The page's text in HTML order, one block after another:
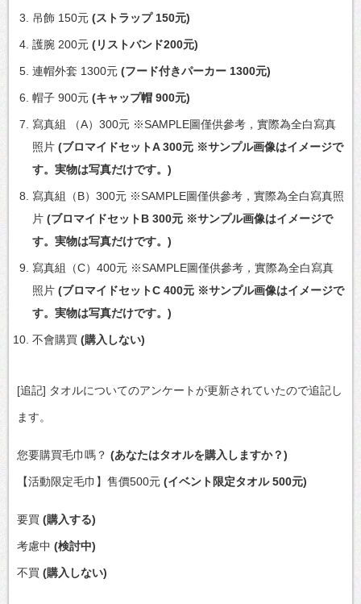
吊飾 150元 (ストラップ 150元)
護腕 200元 (リストバンド200元)
連帽外套 1300元 (フード付きパーカー 1300元)
帽子 900元 (キャップ帽 900元)
寫真組 （A）300元 ※SAMPLE圖僅供參考，實際為全白寫真
照片 (ブロマイドセットA 300元 ※サンプル画像はイメージで
す。実物は写真だけです。)
寫真組（B）300元 ※SAMPLE圖僅供參考，實際為全白寫真照
片 (ブロマイドセットB 300元 ※サンプル画像はイメージで
す。実物は写真だけです。)
寫真組（C）400元 ※SAMPLE圖僅供參考，實際為全白寫真
照片 (ブロマイドセットC 400元 ※サンプル画像はイメージで
す。実物は写真だけです。)
不會購買 (購入しない)
[追記] タオルについてのアンケートが更新されていたので追記し
ます。
您要購買毛巾嗎？ (あなたはタオルを購入しますか？)
【活動限定毛巾】售價500元 (イベント限定タオル 500元)
要買 (購入する)
考慮中 (検討中)
不買 (購入しない)